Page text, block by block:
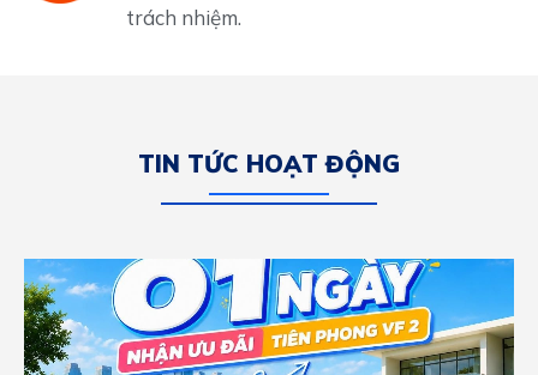
trách nhiệm.
TIN TỨC HOẠT ĐỘNG